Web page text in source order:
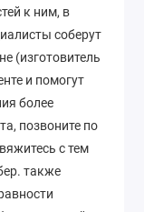
к ним, в
соберут
(изготовитель
и помогут
более
позвоните по
с тем
также